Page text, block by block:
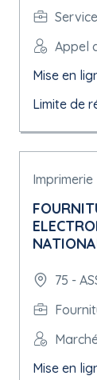
Appel
Mise en
Limite de
75 -
Mise en